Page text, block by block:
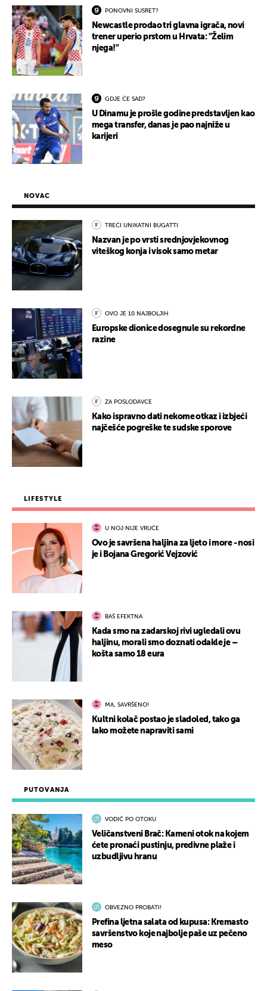
PONOVNI SUSRET?
Newcastle prodao tri glavna igrača, novi
trener uperio prstom u Hrvata: "Želim
njega!"
GDJE ĆE SAD?
U Dinamu je prošle godine predstavljen kao
mega transfer, danas je pao najniže u
karijeri
PUTOVANJA
VODIČ PO OTOKU
Veličanstveni Brač: Kameni otok na kojem
ćete pronaći pustinju, predivne plaže i
uzbudljivu hranu
OBVEZNO PROBATI!
Prefina ljetna salata od kupusa: Kremasto
savršenstvo koje najbolje paše uz pečeno
meso
NOVAC
TREĆI UNIKATNI BUGATTI
Nazvan je po vrsti srednjovjekovnog
viteškog konja i visok samo metar
OVO JE 10 NAJBOLJIH
Europske dionice dosegnule su rekordne
razine
ZA POSLODAVCE
Kako ispravno dati nekome otkaz i izbjeći
najčešće pogreške te sudske sporove
LIFESTYLE
U NOJ NIJE VRUĆE
Ovo je savršena haljina za ljeto i more - nosi
je i Bojana Gregorić Vejzović
BAŠ EFEKTNA
Kada smo na zadarskoj rivi ugledali ovu
haljinu, morali smo doznati odakle je –
košta samo 18 eura
MA, SAVRŠENO!
Kultni kolač postao je sladoled, tako ga
lako možete napraviti sami